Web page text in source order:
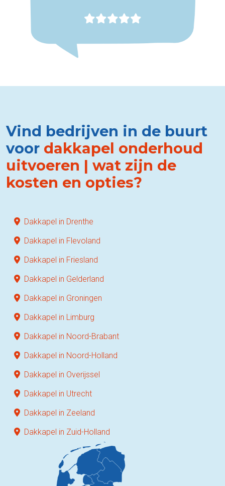
Vind bedrijven in de buurt
voor dakkapel onderhoud
uitvoeren | wat zijn de
kosten en opties?
Dakkapel in Drenthe
Dakkapel in Flevoland
Dakkapel in Friesland
Dakkapel in Gelderland
Dakkapel in Groningen
Dakkapel in Limburg
Dakkapel in Noord-Brabant
Dakkapel in Noord-Holland
Dakkapel in Overijssel
Dakkapel in Utrecht
Dakkapel in Zeeland
Dakkapel in Zuid-Holland